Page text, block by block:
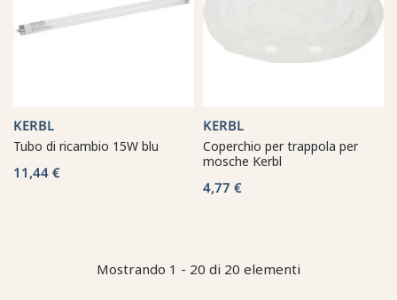
KERBL
Tubo di ricambio 15W blu
11,44 €
KERBL
Coperchio per trappola per
mosche Kerbl
4,77 €
Mostrando 1 - 20 di 20 elementi